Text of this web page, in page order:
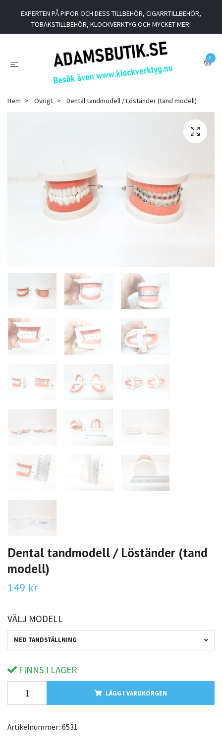
EXPERTEN PÅ PIPOR OCH DESS TILLBEHÖR, CIGARRTILLBEHÖR,
TOBAKSTILLBEHÖR, KLOCKVERKTYG OCH MYCKET MER!
0
Hem Övrigt Dental tandmodell / Löständer (tand modell)
Dental tandmodell / Löständer (tand
modell)
149 kr
VÄLJ MODELL
MED TANDSTÄLLNING
FINNS I LAGER
LÄGG I VARUKORGEN
Artikelnummer: 6531